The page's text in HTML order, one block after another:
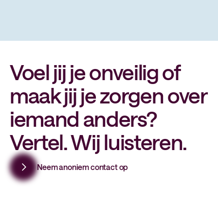
Voel jij je onveilig of
maak jij je zorgen over
iemand anders?
Vertel. Wij luisteren.
Neem anoniem contact op